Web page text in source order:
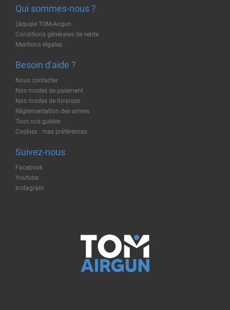
Qui sommes-nous ?
L'équipe TOM-Airgun
Conditions générales de vente
Mentions légales
Besoin d'aide ?
Nous contacter
Nos modes de paiement
Nos modes de livraison
Règlementation des armes
Tous nos guides
Cookies : mes préférences
Suivez-nous
Facebook
Youtube
Instagram